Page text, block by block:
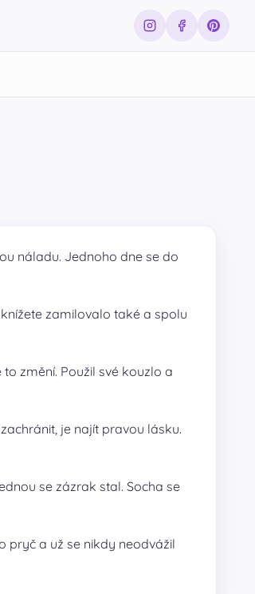
náladu. Jednoho dne se do
zamilovalo také a spolu
změní. Použil své kouzlo a
je najít pravou lásku.
se zázrak stal. Socha se
pryč a už se nikdy neodvážil